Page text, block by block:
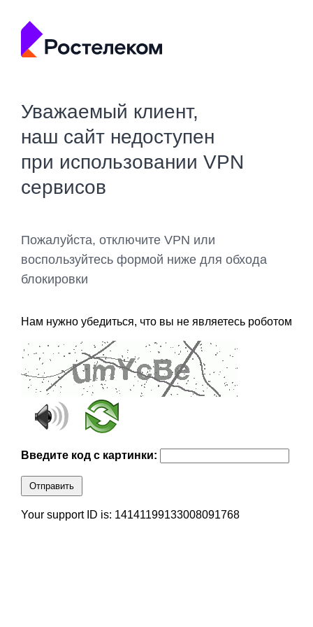
Уважаемый клиент,
наш сайт недоступен
при использовании VPN
сервисов
Пожалуйста, отключите VPN или
воспользуйтесь формой ниже для обхода
блокировки
Нам нужно убедиться, что вы не являетесь роботом
Введите код с картинки:
Отправить
Your support ID is: 14141199133008091768